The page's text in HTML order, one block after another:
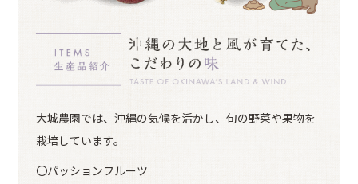
大城農園では、沖縄の気候を活かし、旬の野菜や果物を
栽培しています。
〇パッションフルーツ